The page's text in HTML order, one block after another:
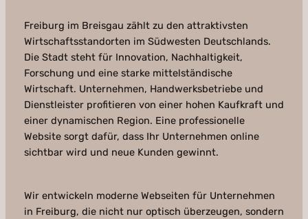
Freiburg im Breisgau zählt zu den attraktivsten
Wirtschaftsstandorten im Südwesten Deutschlands.
Die Stadt steht für Innovation, Nachhaltigkeit,
Forschung und eine starke mittelständische
Wirtschaft. Unternehmen, Handwerksbetriebe und
Dienstleister profitieren von einer hohen Kaufkraft und
einer dynamischen Region. Eine professionelle
Website sorgt dafür, dass Ihr Unternehmen online
sichtbar wird und neue Kunden gewinnt.
Wir entwickeln moderne Webseiten für Unternehmen
in Freiburg, die nicht nur optisch überzeugen, sondern